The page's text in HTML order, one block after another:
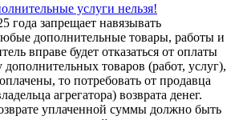
услуги нельзя!
года запрещает навязывать
дополнительные товары, работы и
вправе будет отказаться от оплаты
товаров (работ, услуг),
то потребовать от продавца
агрегатора) возврата денег.
уплаченной суммы должно быть